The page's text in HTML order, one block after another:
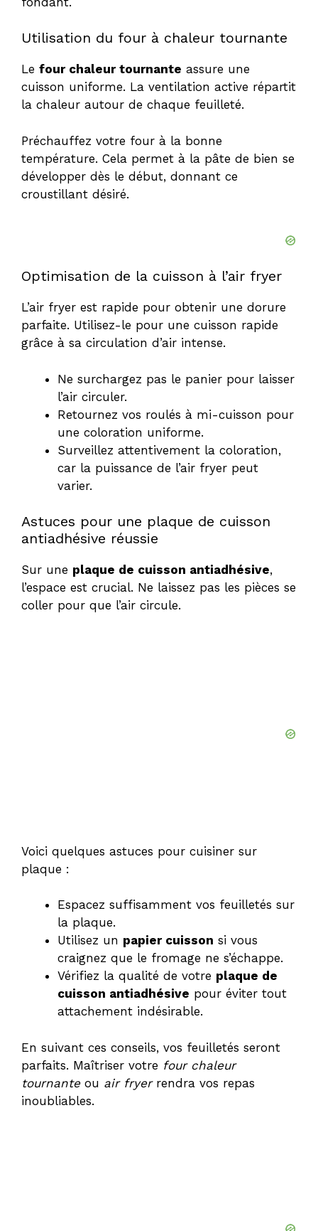
Utilisation du four à chaleur tournante
Le four chaleur tournante assure une
cuisson uniforme. La ventilation active répartit
la chaleur autour de chaque feuilleté.
Préchauffez votre four à la bonne
température. Cela permet à la pâte de bien se
développer dès le début, donnant ce
croustillant désiré.
Optimisation de la cuisson à l’air fryer
L’air fryer est rapide pour obtenir une dorure
parfaite. Utilisez-le pour une cuisson rapide
grâce à sa circulation d’air intense.
Ne surchargez pas le panier pour laisser
l’air circuler.
Retournez vos roulés à mi-cuisson pour
une coloration uniforme.
Surveillez attentivement la coloration,
car la puissance de l’air fryer peut
varier.
Astuces pour une plaque de cuisson
antiadhésive réussie
Sur une plaque de cuisson antiadhésive,
l’espace est crucial. Ne laissez pas les pièces se
coller pour que l’air circule.
Voici quelques astuces pour cuisiner sur
plaque :
Espacez suffisamment vos feuilletés sur
la plaque.
Utilisez un papier cuisson si vous
craignez que le fromage ne s’échappe.
Vérifiez la qualité de votre plaque de
cuisson antiadhésive pour éviter tout
attachement indésirable.
En suivant ces conseils, vos feuilletés seront
parfaits. Maîtriser votre four chaleur
tournanteou air fryerrendra vos repas
inoubliables.